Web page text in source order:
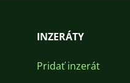
INZERÁTY
Pridať inzerát